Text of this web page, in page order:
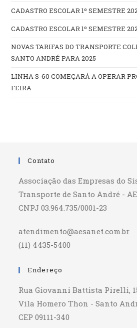
nova
nova
CADASTRO ESCOLAR 1º SEMESTRE
CADASTRO ESCOLAR 1º SEMESTRE
NOVAS TARIFAS DO TRANSPORTE
SANTO ANDRÉ PARA 2025
LINHA S-60 COMEÇARÁ A OPERAR
FEIRA
Contato
Associação das Empresas do
Transporte de Santo André -
CNPJ 03.964.735/0001-23
atendimento@aesanet.com.br
(11) 4435-5400
Endereço
Rua Giovanni Battista Pirelli,
Vila Homero Thon - Santo
CEP 09111-340